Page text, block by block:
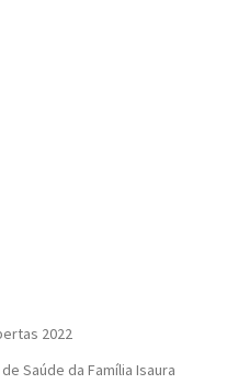
2022
Saúde da Família Isaura